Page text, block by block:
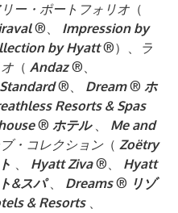
ー・ポートフォリオ （
®、
Impression by
by Hyatt®）、
ラ
（ Andaz ®、
®、 Dream ® ホ
Resorts & Spas
® ホテル 、
Me and
・コレクション（ Zoëtry
、 Hyatt Ziva ®、
Hyatt
&スパ 、 Dreams ® リゾ
& Resorts 、